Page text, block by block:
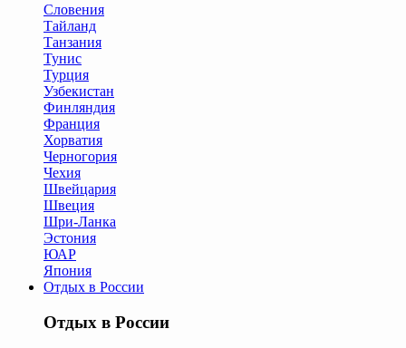
Словения
Тайланд
Танзания
Тунис
Турция
Узбекистан
Финляндия
Франция
Хорватия
Черногория
Чехия
Швейцария
Швеция
Шри-Ланка
Эстония
ЮАР
Япония
Отдых в России
Отдых в России